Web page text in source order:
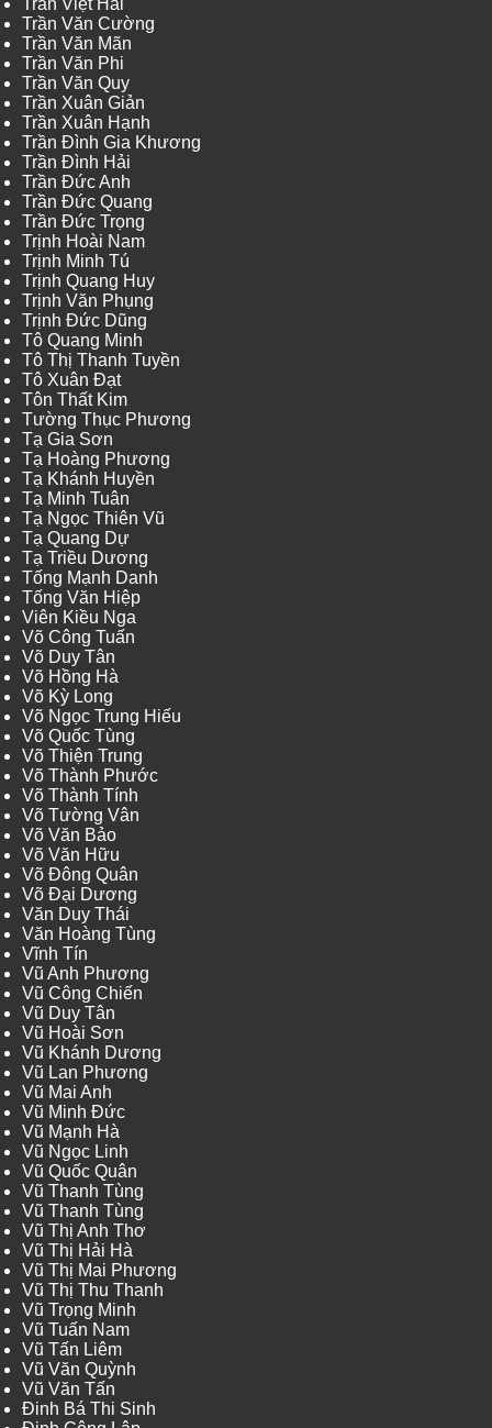
Trần Việt Hải
Trần Văn Cường
Trần Văn Mãn
Trần Văn Phi
Trần Văn Quy
Trần Xuân Giản
Trần Xuân Hạnh
Trần Đình Gia Khương
Trần Đình Hải
Trần Đức Anh
Trần Đức Quang
Trần Đức Trọng
Trịnh Hoài Nam
Trịnh Minh Tú
Trịnh Quang Huy
Trịnh Văn Phụng
Trịnh Đức Dũng
Tô Quang Minh
Tô Thị Thanh Tuyền
Tô Xuân Đạt
Tôn Thất Kim
Tường Thục Phương
Tạ Gia Sơn
Tạ Hoàng Phương
Tạ Khánh Huyền
Tạ Minh Tuân
Tạ Ngọc Thiên Vũ
Tạ Quang Dự
Tạ Triều Dương
Tống Mạnh Danh
Tống Văn Hiệp
Viên Kiều Nga
Võ Công Tuấn
Võ Duy Tân
Võ Hồng Hà
Võ Kỳ Long
Võ Ngọc Trung Hiếu
Võ Quốc Tùng
Võ Thiện Trung
Võ Thành Phước
Võ Thành Tính
Võ Tường Vân
Võ Văn Bảo
Võ Văn Hữu
Võ Đông Quân
Võ Đại Dương
Văn Duy Thái
Văn Hoàng Tùng
Vĩnh Tín
Vũ Anh Phương
Vũ Công Chiến
Vũ Duy Tân
Vũ Hoài Sơn
Vũ Khánh Dương
Vũ Lan Phương
Vũ Mai Anh
Vũ Minh Đức
Vũ Mạnh Hà
Vũ Ngọc Linh
Vũ Quốc Quân
Vũ Thanh Tùng
Vũ Thanh Tùng
Vũ Thị Anh Thơ
Vũ Thị Hải Hà
Vũ Thị Mai Phương
Vũ Thị Thu Thanh
Vũ Trọng Minh
Vũ Tuấn Nam
Vũ Tấn Liêm
Vũ Văn Quỳnh
Vũ Văn Tấn
Đinh Bá Thi Sinh